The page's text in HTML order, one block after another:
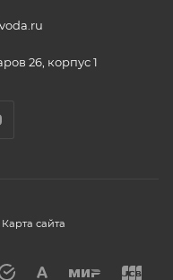
26, корпус 1
Карта сайта